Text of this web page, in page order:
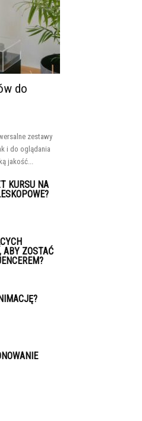
do
zestawy
i do oglądania
jakość...
KURSU NA
ABY ZOSTAĆ